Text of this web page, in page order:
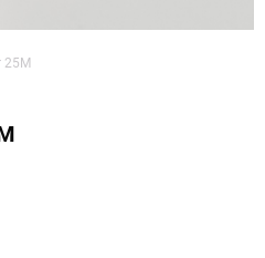
25M